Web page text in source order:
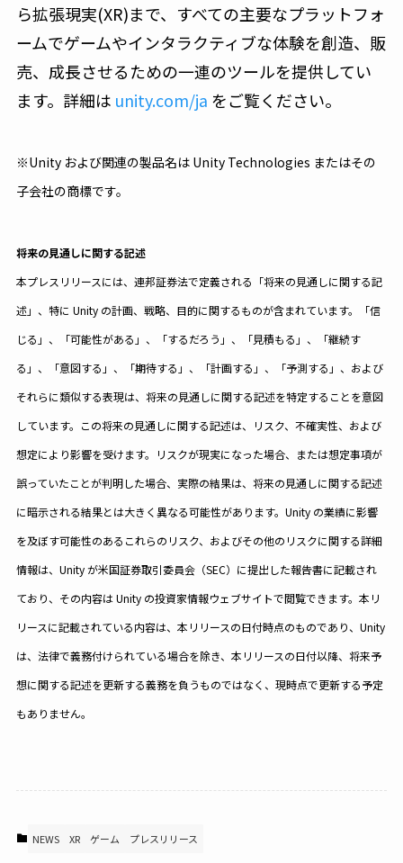
ら拡張現実(XR)まで、すべての主要なプラットフォ
ームでゲームやインタラクティブな体験を創造、販
売、成長させるための一連のツールを提供してい
ます。詳細は unity.com/ja をご覧ください。
※Unity および関連の製品名は Unity Technologies またはその
子会社の商標です。
将来の見通しに関する記述
本プレスリリースには、連邦証券法で定義される「将来の見通しに関する記
述」、特に Unity の計画、戦略、目的に関するものが含まれています。「信
じる」、「可能性がある」、「するだろう」、「見積もる」、「継続す
る」、「意図する」、「期待する」、「計画する」、「予測する」、および
それらに類似する表現は、将来の見通しに関する記述を特定することを意図
しています。この将来の見通しに関する記述は、リスク、不確実性、および
想定により影響を受けます。リスクが現実になった場合、または想定事項が
誤っていたことが判明した場合、実際の結果は、将来の見通しに関する記述
に暗示される結果とは大きく異なる可能性があります。Unity の業績に影響
を及ぼす可能性のあるこれらのリスク、およびその他のリスクに関する詳細
情報は、Unity が米国証券取引委員会（SEC）に提出した報告書に記載され
ており、その内容は Unity の投資家情報ウェブサイトで閲覧できます。本リ
リースに記載されている内容は、本リリースの日付時点のものであり、Unity
は、法律で義務付けられている場合を除き、本リリースの日付以降、将来予
想に関する記述を更新する義務を負うものではなく、現時点で更新する予定
もありません。
NEWS XR ゲーム プレスリリース